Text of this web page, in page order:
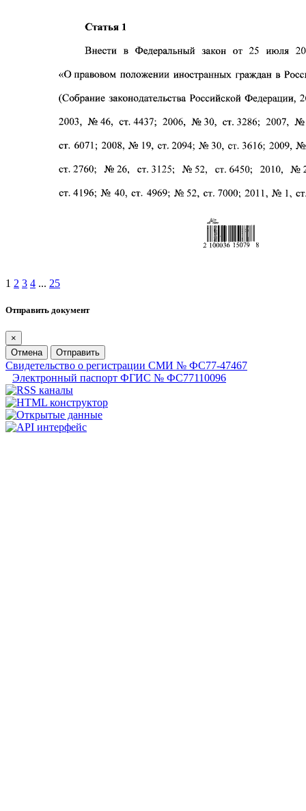
1 2 3 4 ... 25
Отправить документ
×
Отмена
Отправить
Свидетельство о регистрации СМИ № ФС77-47467
Электронный паспорт ФГИС № ФС77110096